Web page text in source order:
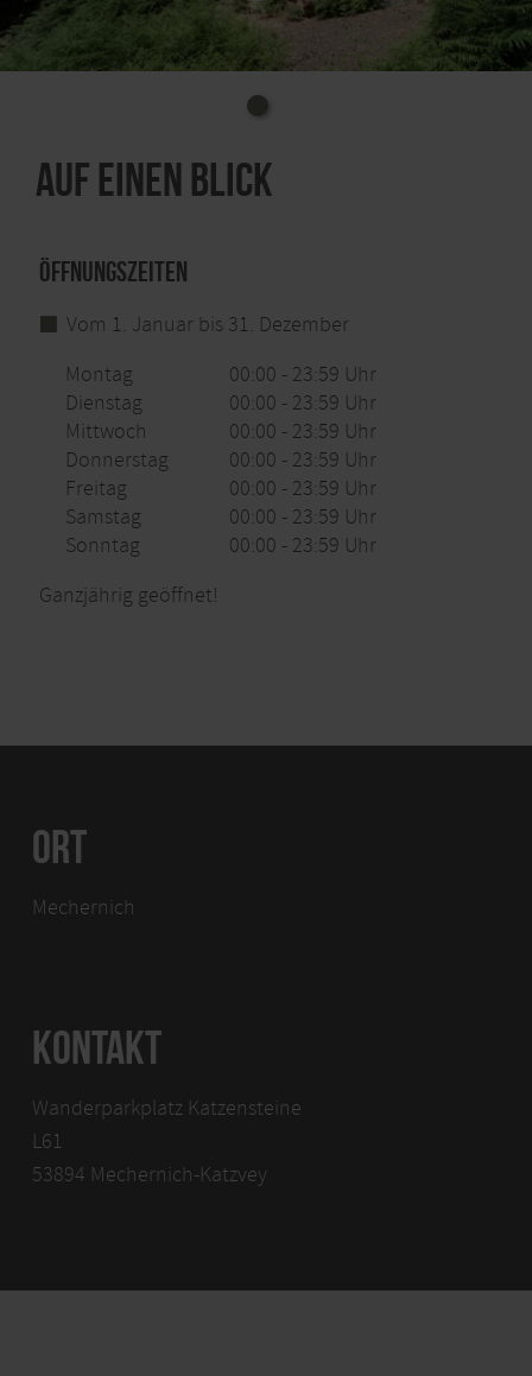
Auf einen Blick
Öffnungszeiten
Vom 1. Januar bis 31. Dezember
Montag
00:00 - 23:59 Uhr
Dienstag
00:00 - 23:59 Uhr
Mittwoch
00:00 - 23:59 Uhr
Donnerstag
00:00 - 23:59 Uhr
Freitag
00:00 - 23:59 Uhr
Samstag
00:00 - 23:59 Uhr
Sonntag
00:00 - 23:59 Uhr
Ganzjährig geöffnet!
ORT
Mechernich
KONTAKT
Wanderparkplatz Katzensteine
L61
53894 Mechernich-Katzvey